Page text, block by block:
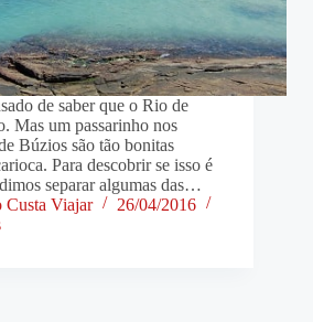
de saber que o Rio de
Mas um passarinho nos
Búzios são tão bonitas
Para descobrir se isso é
separar algumas das…
Custa Viajar
26/04/2016